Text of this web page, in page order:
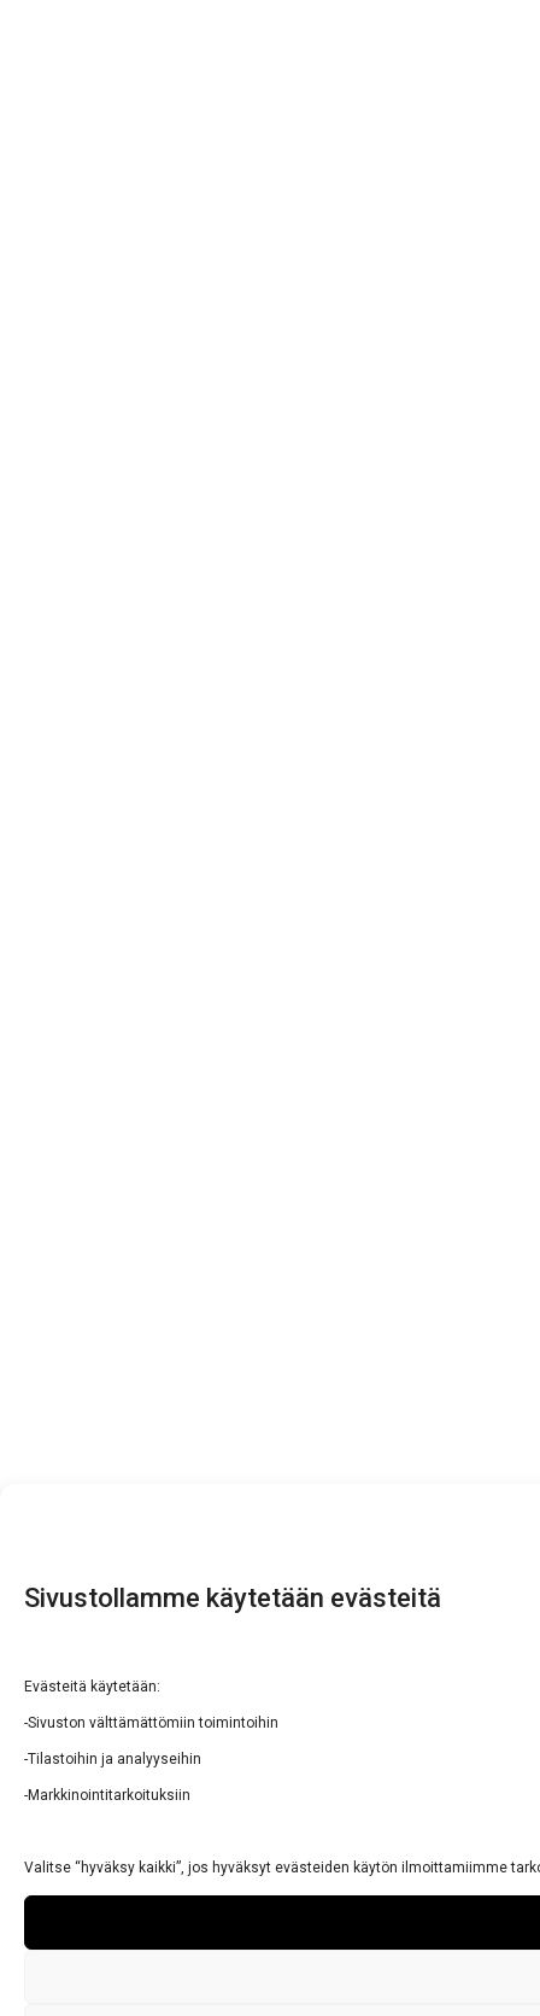
Sivustollamme käytetään evästeitä
Evästeitä käytetään:
-Sivuston välttämättömiin toimintoihin
-Tilastoihin ja analyyseihin
-Markkinointitarkoituksiin
Valitse “hyväksy kaikki”, jos hyväksyt evästeiden käytön ilmoittamiimme